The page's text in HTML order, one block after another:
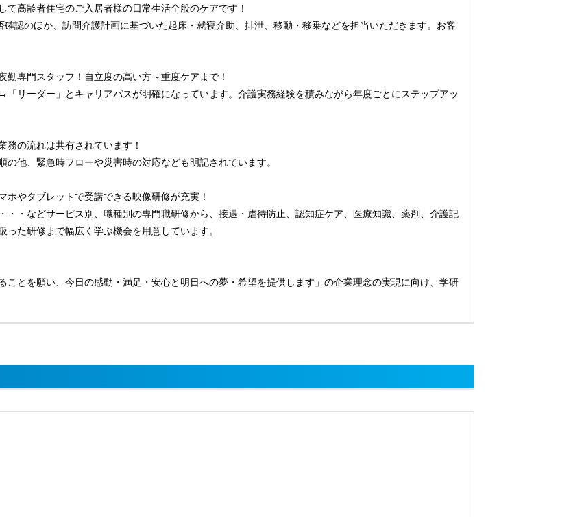
高齢者住宅のご入居者様の日常生活全般のケアです！
認のほか、訪問介護計画に基づいた起床・就寝介助、排泄、移動・移乗などを担当いただきます。お客
専門スタッフ！自立度の高い方～重度ケアまで！
リーダー」とキャリアパスが明確になっています。介護実務経験を積みながら年度ごとにステップアッ
務の流れは共有されています！
他、緊急時フローや災害時の対応なども明記されています。
やタブレットで受講できる映像研修が充実！
・・などサービス別、職種別の専門職研修から、接遇・虐待防止、認知症ケア、医療知識、薬剤、介護記
た研修まで幅広く学ぶ機会を用意しています。
ことを願い、今日の感動・満足・安心と明日への夢・希望を提供します」の企業理念の実現に向け、学研